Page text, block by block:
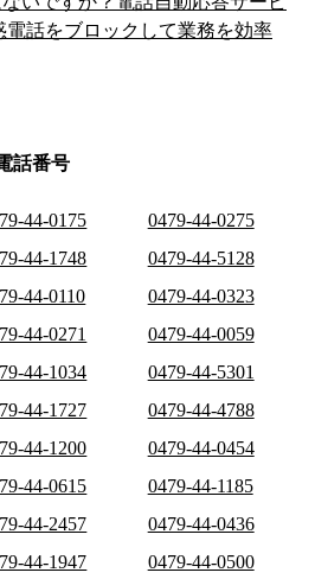
電話をブロックして業務を効率
話番号
44-0175
0479-44-0275
44-1748
0479-44-5128
44-0110
0479-44-0323
44-0271
0479-44-0059
44-1034
0479-44-5301
44-1727
0479-44-4788
44-1200
0479-44-0454
44-0615
0479-44-1185
44-2457
0479-44-0436
44-1947
0479-44-0500